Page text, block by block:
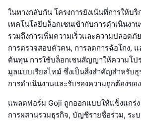
ในทางกลับกัน โครงการยังเน้นที่การให้บ
เทคโนโลยีบล็อกเชนเข้ากับการดำเนินงา
รวมถึงการเพิ่มความเร็วและความปลอดภั
การตรวจสอบตัวตน, การลดการฉ้อโกง,
ต้นทุน การใช้บล็อกเชนสัญญาให้ความโป
มูลแบบเรียลไทม์ ซึ่งเป็นสิ่งสำคัญสำหรับ
การดำเนินงานและรับรองความถูกต้องขอ
แพลตฟอร์ม Goji ถูกออกแบบให้แข็งแกร่
การผสานรวมธุรกิจ, บัญชีรายชื่อร่วม, ร